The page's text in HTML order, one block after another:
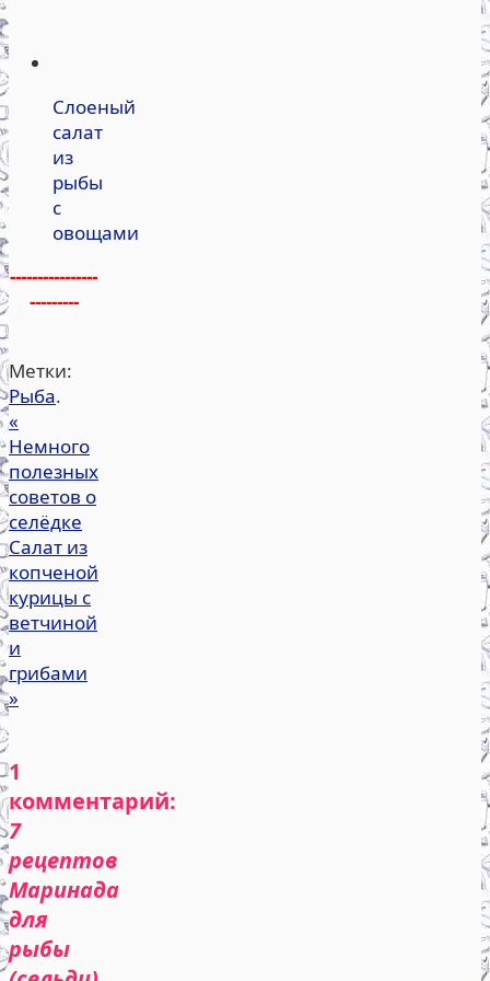
Слоеный
салат
из
рыбы
с
овощами
----------------
---------
Метки:
Рыба.
«
Немного
полезных
советов о
селёдке
Салат из
копченой
курицы с
ветчиной
и
грибами
»
1
комментарий:
7
рецептов
Маринада
для
рыбы